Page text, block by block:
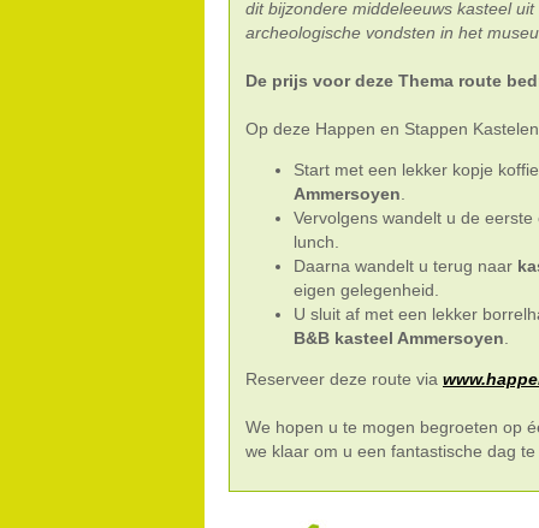
dit bijzondere middeleeuws kasteel
archeologische vondsten in het
De prijs voor deze Thema route
Op deze Happen en Stappen
Start met een lekker kopje
Ammersoyen
Vervolgens wandelt u de
lunch.
Daarna wandelt u terug naar
eigen gelegenheid.
U sluit af met een lekker
B&B kasteel Ammersoyen
Reserveer deze route via
We hopen u te mogen begroeten op
we klaar om u een fantastische dag